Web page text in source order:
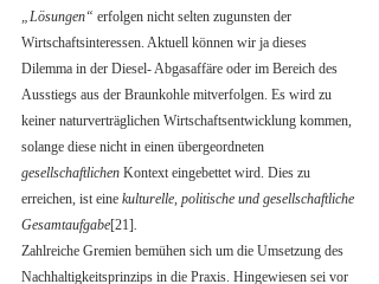
„Lösungen“ erfolgen nicht selten zugunsten der
Wirtschaftsinteressen. Aktuell können wir ja dieses
Dilemma in der Diesel- Abgasaffäre oder im Bereich des
Ausstiegs aus der Braunkohle mitverfolgen. Es wird zu
keiner naturverträglichen Wirtschaftsentwicklung kommen,
solange diese nicht in einen übergeordneten
gesellschaftlichen Kontext eingebettet wird. Dies zu
erreichen, ist eine kulturelle, politische und gesellschaftliche
Gesamtaufgabe[21].
Zahlreiche Gremien bemühen sich um die Umsetzung des
Nachhaltigkeitsprinzips in die Praxis. Hingewiesen sei vor